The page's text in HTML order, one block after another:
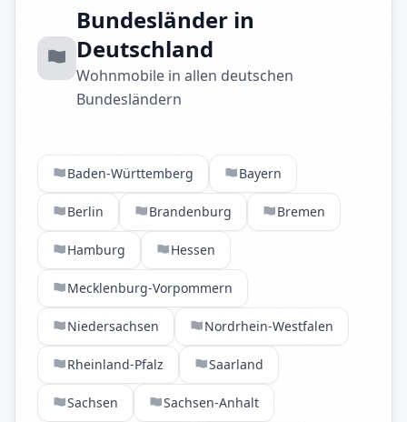
Bundesländer in
Deutschland
Wohnmobile in allen deutschen
Bundesländern
Baden-Württemberg Bayern
Berlin Brandenburg Bremen
Hamburg Hessen
Mecklenburg-Vorpommern
Niedersachsen Nordrhein-Westfalen
Rheinland-Pfalz Saarland
Sachsen Sachsen-Anhalt